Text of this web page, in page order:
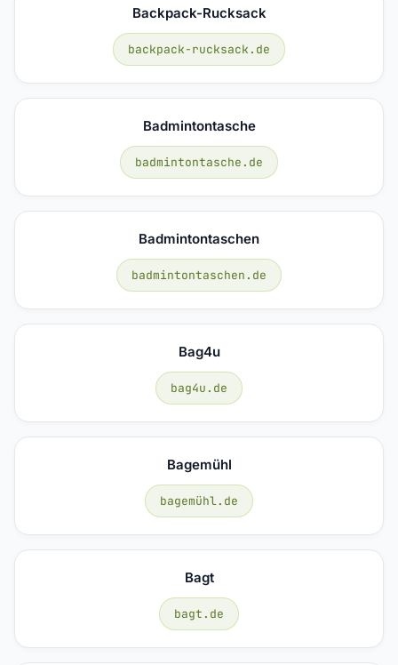
Backpack-Rucksack
backpack-rucksack.de
Badmintontasche
badmintontasche.de
Badmintontaschen
badmintontaschen.de
Bag4u
bag4u.de
Bagemühl
bagemühl.de
Bagt
bagt.de